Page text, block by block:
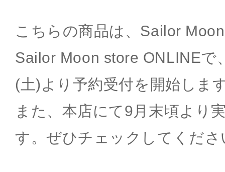
こちらの商品は、Sailor
Sailor Moon store ONLINEで
(土)より予約受付を開始しま
また、本店にて9月末頃より
す。ぜひチェックしてくださ